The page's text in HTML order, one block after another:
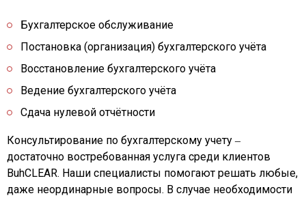
Бухгалтерское обслуживание
Постановка (организация) бухгалтерского учёта
Восстановление бухгалтерского учёта
Ведение бухгалтерского учёта
Сдача нулевой отчётности
Консультирование по бухгалтерскому учету ‒
достаточно востребованная услуга среди клиентов
BuhCLEAR. Наши специалисты помогают решать любые,
даже неординарные вопросы. В случае необходимости